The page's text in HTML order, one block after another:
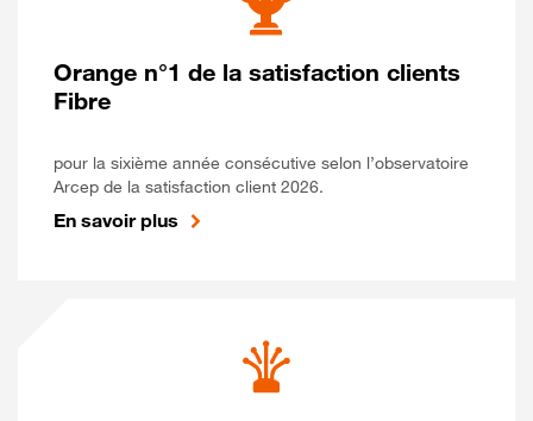
Orange n°1 de la satisfaction clients
Fibre
pour la sixième année consécutive selon l’observatoire
Arcep de la satisfaction client 2026.
En savoir plus